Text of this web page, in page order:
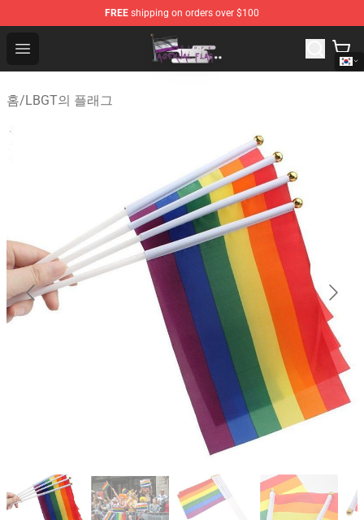
FREE shipping on orders over $100
Open menu
Asexual Flag Shop - The Best Store of Asexual Flag
홈/LBGT의 플래그